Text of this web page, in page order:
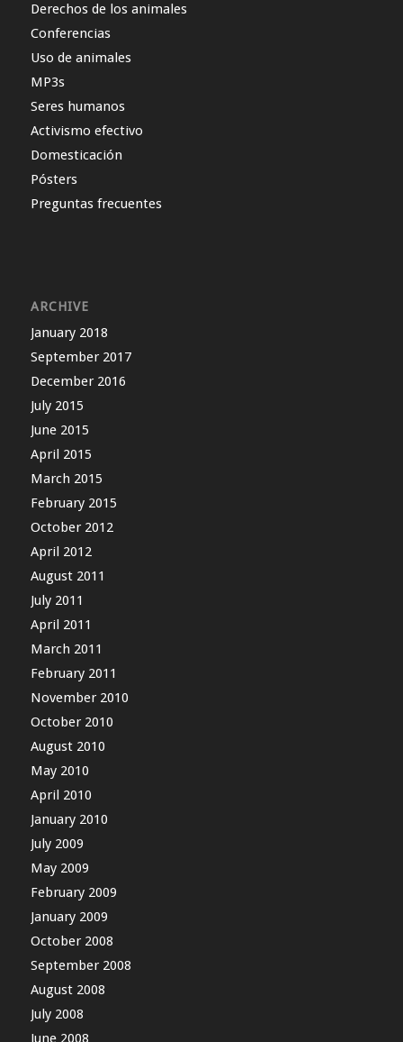
Derechos de los animales
Conferencias
Uso de animales
MP3s
Seres humanos
Activismo efectivo
Domesticación
Pósters
Preguntas frecuentes
ARCHIVE
January 2018
September 2017
December 2016
July 2015
June 2015
April 2015
March 2015
February 2015
October 2012
April 2012
August 2011
July 2011
April 2011
March 2011
February 2011
November 2010
October 2010
August 2010
May 2010
April 2010
January 2010
July 2009
May 2009
February 2009
January 2009
October 2008
September 2008
August 2008
July 2008
June 2008